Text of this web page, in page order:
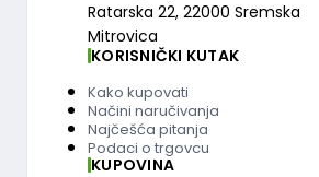
Ratarska 22, 22000 Sremska
Mitrovica
KORISNIČKI KUTAK
Kako kupovati
Načini naručivanja
Najčešća pitanja
Podaci o trgovcu
KUPOVINA